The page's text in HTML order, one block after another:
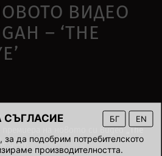
БГ EN
за да подобрим потребителското
производителността.
ВИДЕО
– ‘THE
„The
долу.